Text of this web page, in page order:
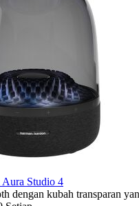
Studio 4
dengan kubah transparan